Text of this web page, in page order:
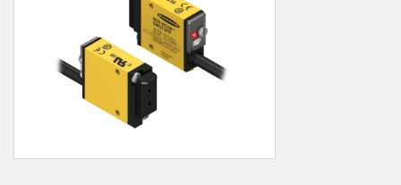
TECHNOLOGIEN
SENSOREN
Optoelektronische Sensoren
Laser-Entfernungsmessung
IIOT und INTELLIGENTE
FABRIK
Fernüberwachung
Füllstandsüberwachung für Tanks